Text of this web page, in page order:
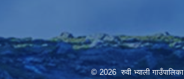
© 2026 रुवी भ्याली गाउँपालिका